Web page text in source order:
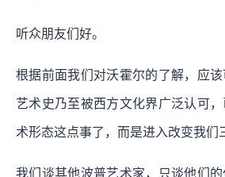
听众朋友们好。
根据前面我们对沃霍尔的了解，应
艺术史乃至被西方文化界广泛认可
术形态这点事了，而是进入改变我们
我们谈其他波普艺术家，只谈他们